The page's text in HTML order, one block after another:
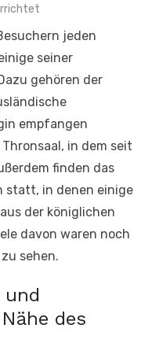
jeden
seiner
gehören der
empfangen
in dem seit
finden das
statt, in denen einige
der königlichen
davon waren noch
sehen.
und
des